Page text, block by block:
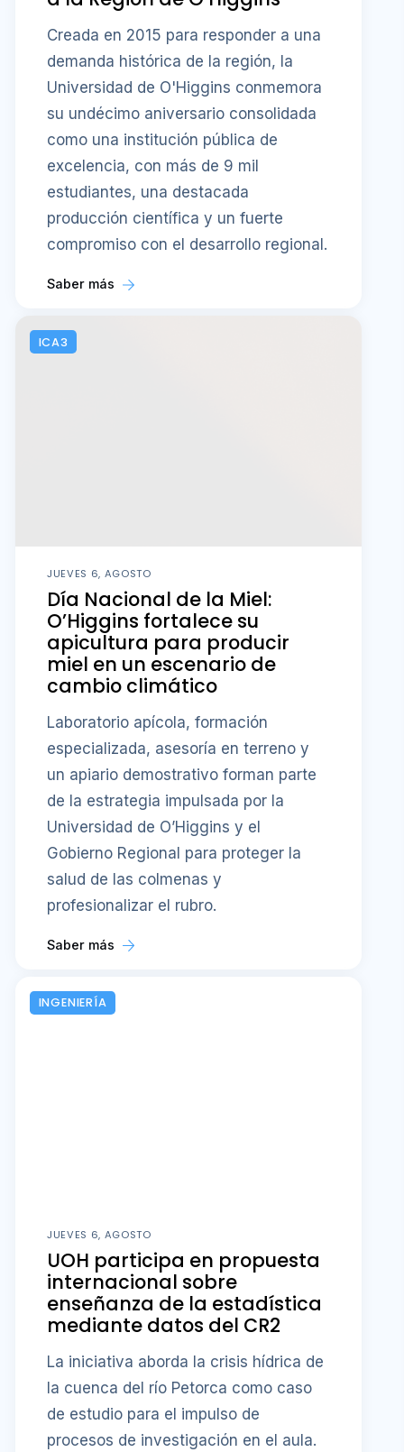
Creada en 2015 para responder a una
demanda histórica de la región, la
Universidad de O'Higgins conmemora
su undécimo aniversario consolidada
como una institución pública de
excelencia, con más de 9 mil
estudiantes, una destacada
producción científica y un fuerte
compromiso con el desarrollo regional.
Saber más
ICA3
JUEVES 6, AGOSTO
Día Nacional de la Miel:
O’Higgins fortalece su
apicultura para producir
miel en un escenario de
cambio climático
Laboratorio apícola, formación
especializada, asesoría en terreno y
un apiario demostrativo forman parte
de la estrategia impulsada por la
Universidad de O’Higgins y el
Gobierno Regional para proteger la
salud de las colmenas y
profesionalizar el rubro.
Saber más
INGENIERÍA
JUEVES 6, AGOSTO
UOH participa en propuesta
internacional sobre
enseñanza de la estadística
mediante datos del CR2
La iniciativa aborda la crisis hídrica de
la cuenca del río Petorca como caso
de estudio para el impulso de
procesos de investigación en el aula.